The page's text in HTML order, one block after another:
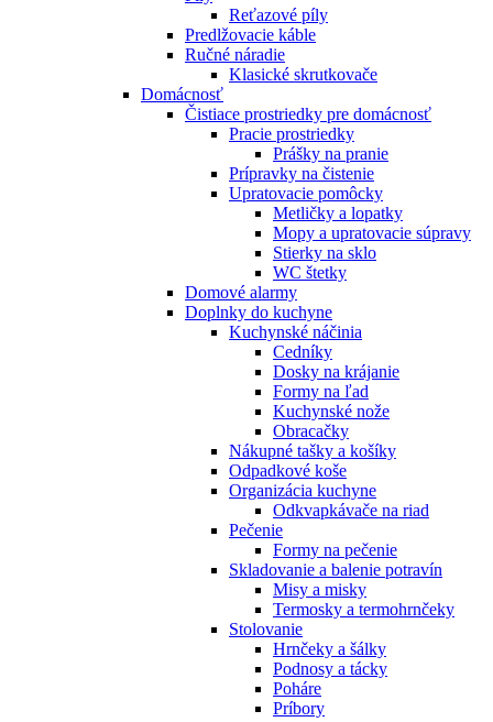
Reťazové píly
Predlžovacie káble
Ručné náradie
Klasické skrutkovače
Domácnosť
Čistiace prostriedky pre domácnosť
Pracie prostriedky
Prášky na pranie
Prípravky na čistenie
Upratovacie pomôcky
Metličky a lopatky
Mopy a upratovacie súpravy
Stierky na sklo
WC štetky
Domové alarmy
Doplnky do kuchyne
Kuchynské náčinia
Cedníky
Dosky na krájanie
Formy na ľad
Kuchynské nože
Obracačky
Nákupné tašky a košíky
Odpadkové koše
Organizácia kuchyne
Odkvapkávače na riad
Pečenie
Formy na pečenie
Skladovanie a balenie potravín
Misy a misky
Termosky a termohrnčeky
Stolovanie
Hrnčeky a šálky
Podnosy a tácky
Poháre
Príbory